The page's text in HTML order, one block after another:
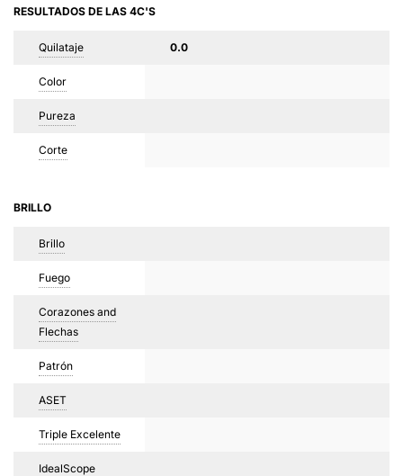
RESULTADOS DE LAS 4C'S
Quilataje 0.0
Color
Pureza
Corte
BRILLO
Brillo
Fuego
Corazones and
Flechas
Patrón
ASET
Triple Excelente
IdealScope